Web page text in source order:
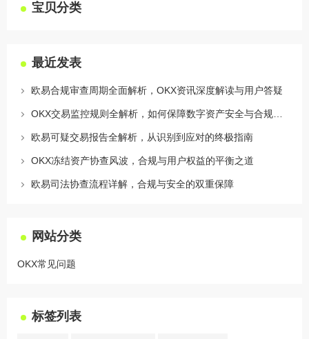
宝贝分类
最近发表
欧易合规审查周期全面解析，OKX资讯深度解读与用户答疑
欧易可疑交易报告全解析，从识别到应对的终极指南
OKX冻结资产协查风波，合规与用户权益的平衡之道
欧易司法协查流程详解，合规与安全的双重保障
网站分类
OKX常见问题
标签列表